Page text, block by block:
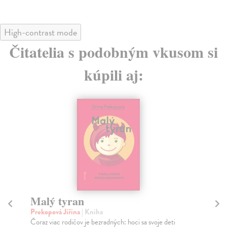
High-contrast mode
Čitatelia s podobným vkusom si
kúpili aj:
Malý tyran
Prekopová Jiřina| Kniha
Čoraz viac rodičov je bezradných: hoci sa svoje deti